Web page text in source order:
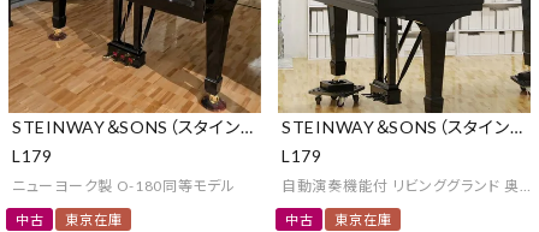
STEINWAY＆SONS（スタインウェイ＆サンズ）
L179
ニューヨーク製 O-180同等モデル
中古 東京在庫
STEINWAY＆SONS（スタインウェ
L179
自動演奏機能付 リビンググランド 奥
中古 東京在庫